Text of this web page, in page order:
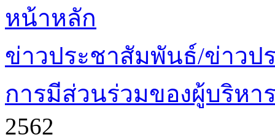
หน้าหลัก
ข่าวประชาสัมพันธ์/ข่าวป
การมีส่วนร่วมของผู้บริหา
2562